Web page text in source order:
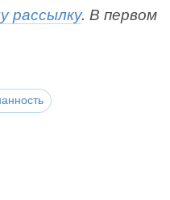
рассылку. В первом